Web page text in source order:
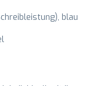
blau